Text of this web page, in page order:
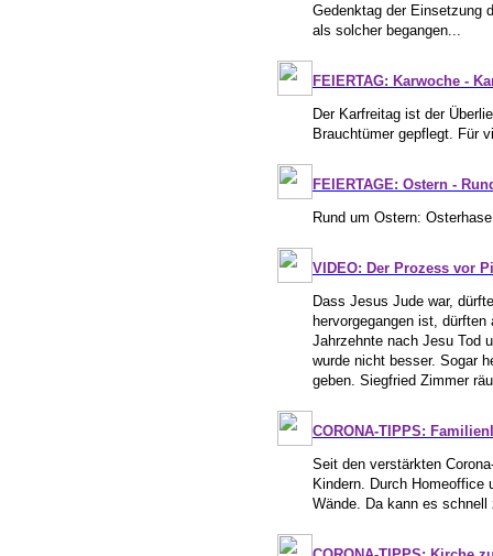
Gedenktag der Einsetzung
als solcher begangen...
FEIERTAG: Karwoche -
Der Karfreitag ist der
Brauchtümer gepflegt. Für
FEIERTAGE: Ostern -
Rund um Ostern:
VIDEO: Der Prozess vor
Dass Jesus Jude war,
hervorgegangen ist,
Jahrzehnte nach Jesu Tod
wurde nicht besser. Sogar
geben. Siegfried Zimmer
CORONA-TIPPS:
Seit den verstärkten
Kindern. Durch Homeoffice
Wände. Da kann es